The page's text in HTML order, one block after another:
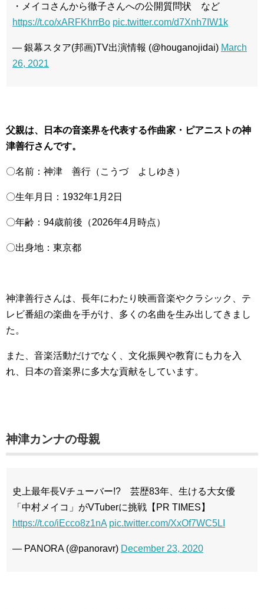
・メイコさんから徹子さんへの公開質問状 など
https://t.co/xARFKhrrBo pic.twitter.com/d7Xnh7IW1k
— 銀幕スタア(邦画)TV出演情報 (@houganojidai) March
26, 2021
父親は、日本の音楽界を代表する作曲家・ピアニストの神
津善行さんです。
〇名前：神津 善行（こうづ よしゆき）
〇生年月日：1932年1月2日
〇年齢：94歳前後（2026年4月時点）
〇出身地：東京都
神津善行さんは、長年にわたり映画音楽やクラシック、テ
レビ番組の楽曲を手がけ、多くの名曲を生み出してきまし
た。
また、音楽活動だけでなく、文化振興や教育にも力を入
れ、日本の音楽界に多大な貢献をしています。
神津カンナの母親
史上最年長Vチューバー!? 芸歴83年、生ける大女優
「中村メイコ」がVTuberに挑戦【PR TIMES】
https://t.co/iEcco8z1nA pic.twitter.com/XxOf7WC5LI
— PANORA (@panoravr) December 23, 2020